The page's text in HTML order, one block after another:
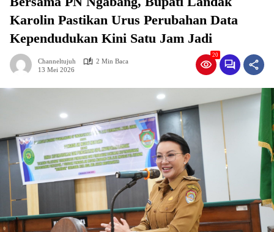
Karolin Pastikan Urus Perubahan Data
Kependudukan Kini Satu Jam Jadi
Channeltujuh
2 Min Baca
13 Mei 2026
20